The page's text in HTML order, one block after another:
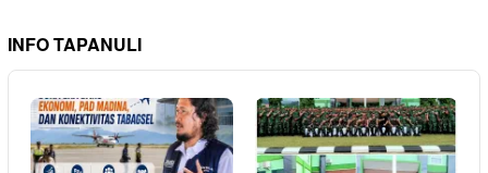
INFO TAPANULI